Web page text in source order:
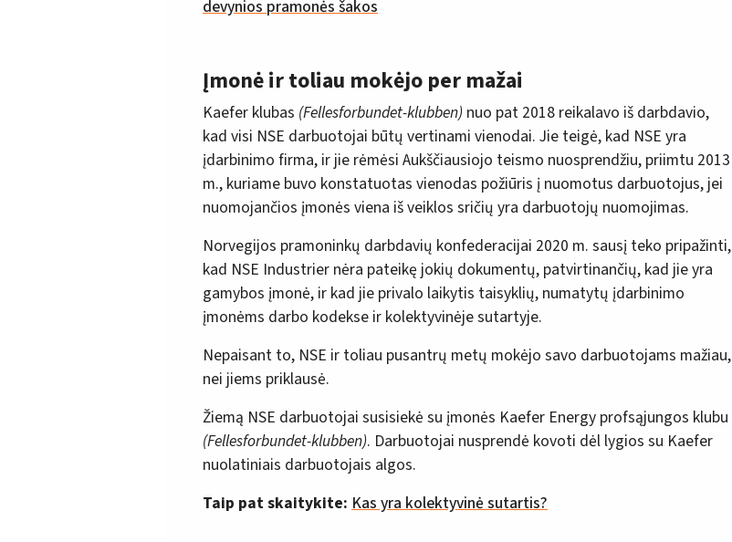
devynios pramonės šakos
Įmonė ir toliau mokėjo per mažai
Kaefer klubas (Fellesforbundet-klubben) nuo pat 2018 reikalavo iš darbdavio,
kad visi NSE darbuotojai būtų vertinami vienodai. Jie teigė, kad NSE yra
įdarbinimo firma, ir jie rėmėsi Aukščiausiojo teismo nuosprendžiu, priimtu 2013
m., kuriame buvo konstatuotas vienodas požiūris į nuomotus darbuotojus, jei
nuomojančios įmonės viena iš veiklos sričių yra darbuotojų nuomojimas.
Norvegijos pramoninkų darbdavių konfederacijai 2020 m. sausį teko pripažinti,
kad NSE Industrier nėra pateikę jokių dokumentų, patvirtinančių, kad jie yra
gamybos įmonė, ir kad jie privalo laikytis taisyklių, numatytų įdarbinimo
įmonėms darbo kodekse ir kolektyvinėje sutartyje.
Nepaisant to, NSE ir toliau pusantrų metų mokėjo savo darbuotojams mažiau,
nei jiems priklausė.
Žiemą NSE darbuotojai susisiekė su įmonės Kaefer Energy profsąjungos klubu
(Fellesforbundet-klubben). Darbuotojai nusprendė kovoti dėl lygios su Kaefer
nuolatiniais darbuotojais algos.
Taip pat skaitykite: Kas yra kolektyvinė sutartis?